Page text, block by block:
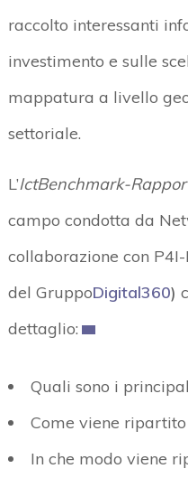
raccolto interessanti
investimento e sulle
mappatura a livello
settoriale.
L’IctBenchmark-
campo condotta da
collaborazione con
del GruppoDigital360)
dettaglio:
Quali sono i
Come viene
In che modo viene